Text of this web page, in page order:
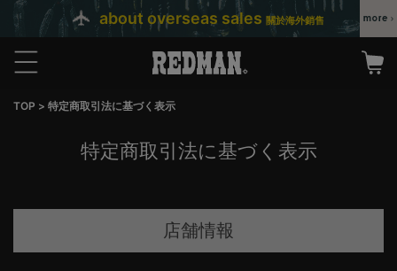
about overseas sales 關於海外銷售
TOP 特定商取引法に基づく表示
特定商取引法に基づく表示
店舗情報